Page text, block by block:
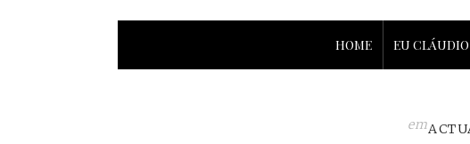
HOME EU CLÁUDIO
em